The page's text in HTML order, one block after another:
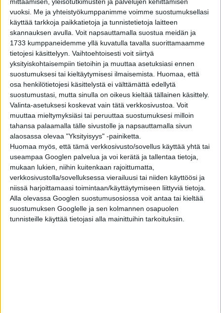
vuoksi. Me ja yhteistyökumppanimme voimme suostumuksellasi
käyttää tarkkoja paikkatietoja ja tunnistetietoja laitteen
skannauksen avulla. Voit napsauttamalla suostua meidän ja
1733 kumppaneidemme yllä kuvatulla tavalla suorittamaamme
tietojesi käsittelyyn. Vaihtoehtoisesti voit siirtyä
yksityiskohtaisempiin tietoihin ja muuttaa asetuksiasi ennen
suostumuksesi tai kieltäytymisesi ilmaisemista.
Huomaa, että
osa henkilötietojesi käsittelystä ei välttämättä edellytä
suostumustasi, mutta sinulla on oikeus kieltää tällainen käsittely.
Valinta-asetuksesi koskevat vain tätä verkkosivustoa. Voit
muuttaa mieltymyksiäsi tai peruuttaa suostumuksesi milloin
tahansa palaamalla tälle sivustolle ja napsauttamalla sivun
alaosassa olevaa "Yksityisyys" -painiketta.
Huomaa myös, että tämä verkkosivusto/sovellus käyttää yhtä tai
useampaa Googlen palvelua ja voi kerätä ja tallentaa tietoja,
mukaan lukien, niihin kuitenkaan rajoittumatta,
verkkosivustolla/sovelluksessa vierailuusi tai niiden käyttöösi ja
niissä harjoittamaasi toimintaan/käyttäytymiseen liittyviä tietoja.
Alla olevassa Googlen suostumusosiossa voit antaa tai kieltää
suostumuksen Googlelle ja sen kolmannen osapuolen
tunnisteille käyttää tietojasi alla mainittuihin tarkoituksiin.
ELÄMÄNTAPA 2 vuotta sitten
Miten tarkkaa yleisurheilun
heittolajien mittaus on? Tulos
riippuu sekä tarkasta laserista että
erehtyväisestä ihmissilmästä
ELÄMÄNTAPA 2 vuotta sitten
Pallo ei todellakaan ole vain pyöreä! Erikoisia
faktoja eri urheilulajien palloista
ELÄMÄNTAPA 3 vuotta sitten
Vasikanlihasta salamaniskuihin ja intiimiin
kanssakäymiseen – 10 naurettavaa selitystä
dopingkäryille
ELÄMÄNTAPA 4 vuotta sitten
Top 10 vanhimmat yleisurheilun